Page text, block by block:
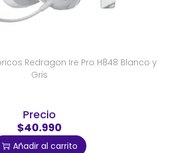
Redragon Ire Pro H848 Blanco y
Gris
Precio
$40.990
Añadir al carrito